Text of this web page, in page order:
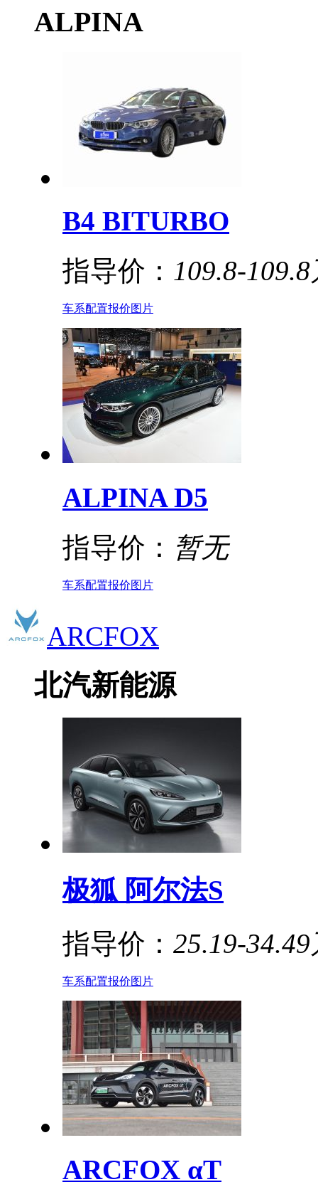
ALPINA
B4 BITURBO
指导价： 109.8-
车系配置报价图片
ALPINA D5
指导价： 暂无
车系配置报价图片
ARCFOX
北汽新能源
极狐 阿尔法S
指导价： 25.19-34.49
车系配置报价图片
ARCFOX αT